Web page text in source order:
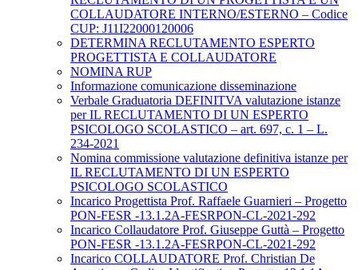
COLLAUDATORE INTERNO/ESTERNO – Codice
CUP: J11I22000120006
DETERMINA RECLUTAMENTO ESPERTO
PROGETTISTA E COLLAUDATORE
NOMINA RUP
Informazione comunicazione disseminazione
Verbale Graduatoria DEFINITVA valutazione istanze
per IL RECLUTAMENTO DI UN ESPERTO
PSICOLOGO SCOLASTICO – art. 697, c. 1 – L.
234-2021
Nomina commissione valutazione definitiva istanze per
IL RECLUTAMENTO DI UN ESPERTO
PSICOLOGO SCOLASTICO
Incarico Progettista Prof. Raffaele Guarnieri – Progetto
PON-FESR -13.1.2A-FESRPON-CL-2021-292
Incarico Collaudatore Prof. Giuseppe Guttà – Progetto
PON-FESR -13.1.2A-FESRPON-CL-2021-292
Incarico COLLAUDATORE Prof. Christian De